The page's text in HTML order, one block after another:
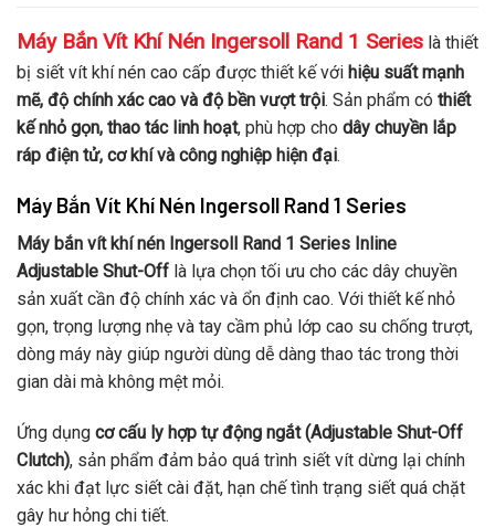
Máy Bắn Vít Khí Nén Ingersoll Rand 1 Series là thiết
bị siết vít khí nén cao cấp được thiết kế với hiệu suất mạnh
mẽ, độ chính xác cao và độ bền vượt trội. Sản phẩm có thiết
kế nhỏ gọn, thao tác linh hoạt, phù hợp cho dây chuyền lắp
ráp điện tử, cơ khí và công nghiệp hiện đại.
Máy Bắn Vít Khí Nén Ingersoll Rand 1 Series
Máy bắn vít khí nén Ingersoll Rand 1 Series Inline
Adjustable Shut-Off là lựa chọn tối ưu cho các dây chuyền
sản xuất cần độ chính xác và ổn định cao. Với thiết kế nhỏ
gọn, trọng lượng nhẹ và tay cầm phủ lớp cao su chống trượt,
dòng máy này giúp người dùng dễ dàng thao tác trong thời
gian dài mà không mệt mỏi.
Ứng dụng cơ cấu ly hợp tự động ngắt (Adjustable Shut-Off
Clutch), sản phẩm đảm bảo quá trình siết vít dừng lại chính
xác khi đạt lực siết cài đặt, hạn chế tình trạng siết quá chặt
gây hư hỏng chi tiết.